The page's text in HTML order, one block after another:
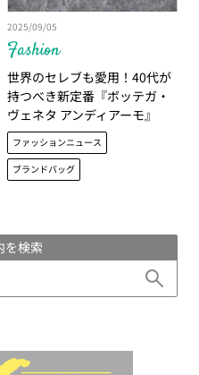
Fashion
2025/09/05
世界のセレブも愛用！40代が
持つべき新定番『ボッテガ・
ヴェネタ アンディアーモ』
ファッションニュース
ブランドバッグ
を検索